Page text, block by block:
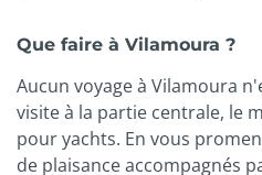
Que faire à Vilamoura ?
Aucun voyage à Vilamoura
visite à la partie centrale, le
pour yachts. En vous
de plaisance accompagnés